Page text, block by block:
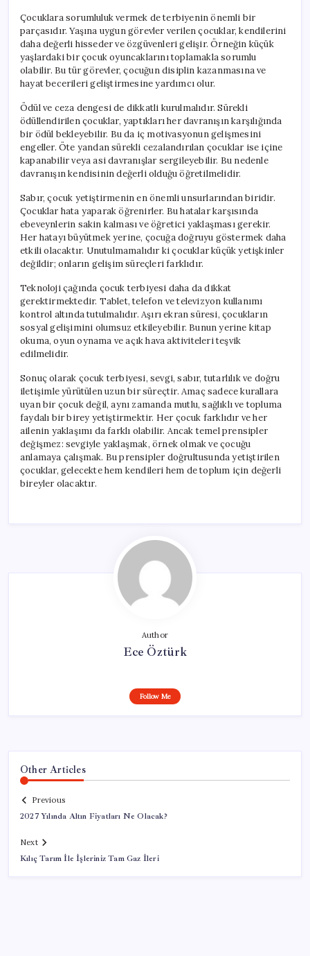
Çocuklara sorumluluk vermek de terbiyenin önemli bir
parçasıdır. Yaşına uygun görevler verilen çocuklar, kendilerini
daha değerli hisseder ve özgüvenleri gelişir. Örneğin küçük
yaşlardaki bir çocuk oyuncaklarını toplamakla sorumlu
olabilir. Bu tür görevler, çocuğun disiplin kazanmasına ve
hayat becerileri geliştirmesine yardımcı olur.
Ödül ve ceza dengesi de dikkatli kurulmalıdır. Sürekli
ödüllendirilen çocuklar, yaptıkları her davranışın karşılığında
bir ödül bekleyebilir. Bu da iç motivasyonun gelişmesini
engeller. Öte yandan sürekli cezalandırılan çocuklar ise içine
kapanabilir veya asi davranışlar sergileyebilir. Bu nedenle
davranışın kendisinin değerli olduğu öğretilmelidir.
Sabır, çocuk yetiştirmenin en önemli unsurlarından biridir.
Çocuklar hata yaparak öğrenirler. Bu hatalar karşısında
ebeveynlerin sakin kalması ve öğretici yaklaşması gerekir.
Her hatayı büyütmek yerine, çocuğa doğruyu göstermek daha
etkili olacaktır. Unutulmamalıdır ki çocuklar küçük yetişkinler
değildir; onların gelişim süreçleri farklıdır.
Teknoloji çağında çocuk terbiyesi daha da dikkat
gerektirmektedir. Tablet, telefon ve televizyon kullanımı
kontrol altında tutulmalıdır. Aşırı ekran süresi, çocukların
sosyal gelişimini olumsuz etkileyebilir. Bunun yerine kitap
okuma, oyun oynama ve açık hava aktiviteleri teşvik
edilmelidir.
Sonuç olarak çocuk terbiyesi, sevgi, sabır, tutarlılık ve doğru
iletişimle yürütülen uzun bir süreçtir. Amaç sadece kurallara
uyan bir çocuk değil, aynı zamanda mutlu, sağlıklı ve topluma
faydalı bir birey yetiştirmektir. Her çocuk farklıdır ve her
ailenin yaklaşımı da farklı olabilir. Ancak temel prensipler
değişmez: sevgiyle yaklaşmak, örnek olmak ve çocuğu
anlamaya çalışmak. Bu prensipler doğrultusunda yetiştirilen
çocuklar, gelecekte hem kendileri hem de toplum için değerli
bireyler olacaktır.
Author
Ece Öztürk
Follow Me
Other Articles
Previous
2027 Yılında Altın Fiyatları Ne Olacak?
Next
Kılıç Tarım İle İşleriniz Tam Gaz İleri